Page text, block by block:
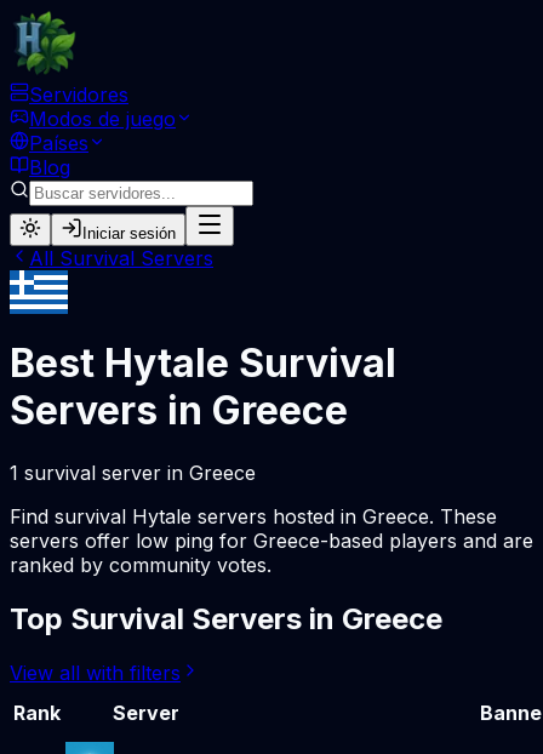
Servidores
Modos de juego
Países
Blog
Iniciar sesión
All Survival Servers
Best Hytale Survival
Servers in Greece
1 survival server in Greece
Find survival Hytale servers hosted in Greece. These
servers offer low ping for Greece-based players and are
ranked by community votes.
Top Survival Servers in Greece
View all with filters
Rank
Server